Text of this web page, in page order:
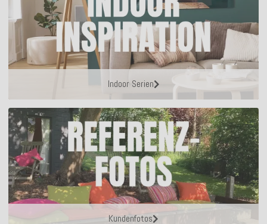
Indoor Serien
Kundenfotos